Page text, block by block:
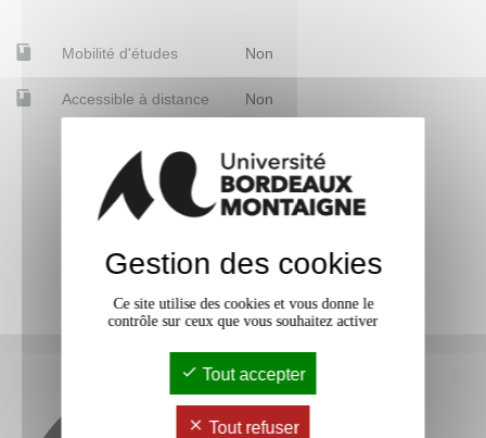
Mobilité d'études Non
Accessible à distance Non
Gestion des cookies
Ce site utilise des cookies et vous donne le
contrôle sur ceux que vous souhaitez activer
Tout accepter
Tout refuser